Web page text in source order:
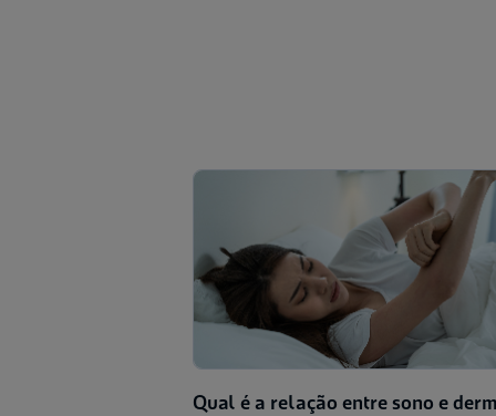
Qual é a relação entre sono e